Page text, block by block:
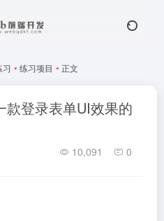
习 • 练习项目 • 正文
款登录表单UI效果的
10,091 0